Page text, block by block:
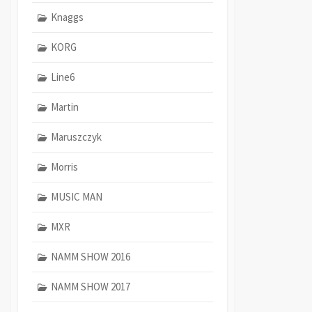
Knaggs
KORG
Line6
Martin
Maruszczyk
Morris
MUSIC MAN
MXR
NAMM SHOW 2016
NAMM SHOW 2017